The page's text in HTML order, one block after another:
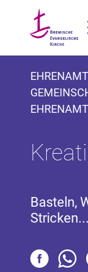
Basteln,
Stricken...